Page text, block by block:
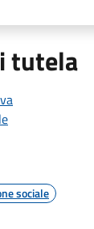
tutela
sociale